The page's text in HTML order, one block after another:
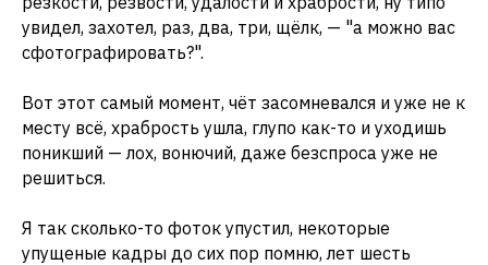
увидел, захотел, раз, два, три, щёлк, — "а можно вас
сфотографировать?".
Вот этот самый момент, чёт засомневался и уже не к
месту всё, храбрость ушла, глупо как-то и уходишь
поникший — лох, вонючий, даже безспроса уже не
решиться.
Я так сколько-то фоток упустил, некоторые
упущеные кадры до сих пор помню, лет шесть